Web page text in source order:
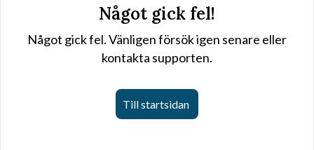
Något gick fel!
Något gick fel. Vänligen försök igen senare eller
kontakta supporten.
Till startsidan